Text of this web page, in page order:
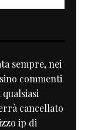
sempre, nei
commenti
cancellato
ip di